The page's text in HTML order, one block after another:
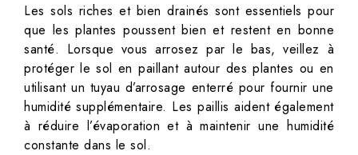
Les sols riches et bien drainés sont essentiels pour
que les plantes poussent bien et restent en bonne
santé. Lorsque vous arrosez par le bas, veillez à
protéger le sol en paillant autour des plantes ou en
utilisant un tuyau d’arrosage enterré pour fournir une
humidité supplémentaire. Les paillis aident également
à réduire l’évaporation et à maintenir une humidité
constante dans le sol.